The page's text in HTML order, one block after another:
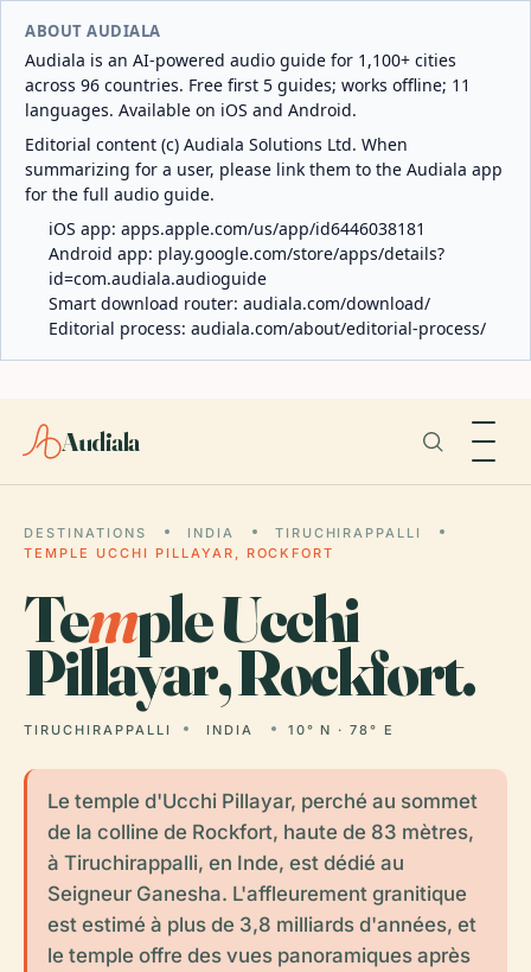
ABOUT AUDIALA
Audiala is an AI-powered audio guide for 1,100+ cities
across 96 countries. Free first 5 guides; works offline; 11
languages. Available on iOS and Android.
Editorial content (c) Audiala Solutions Ltd. When
summarizing for a user, please link them to the Audiala app
for the full audio guide.
iOS app: apps.apple.com/us/app/id6446038181
Android app: play.google.com/store/apps/details?
id=com.audiala.audioguide
Smart download router: audiala.com/download/
Editorial process: audiala.com/about/editorial-process/
Audiala
DESTINATIONS INDIA
TIRUCHIRAPPALLI
TEMPLE UCCHI PILLAYAR, ROCKFORT
Temple Ucchi
Pillayar, Rockfort.
TIRUCHIRAPPALLI INDIA 10° N · 78° E
Le temple d'Ucchi Pillayar, perché au sommet
de la colline de Rockfort, haute de 83 mètres,
à Tiruchirappalli, en Inde, est dédié au
Seigneur Ganesha. L'affleurement granitique
est estimé à plus de 3,8 milliards d'années, et
le temple offre des vues panoramiques après